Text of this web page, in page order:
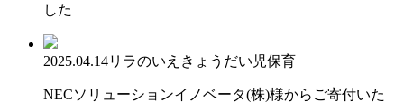
した
2025.04.14リラのいえ きょうだい児保育
NECソリューションイノベータ(株)様からご寄付いた